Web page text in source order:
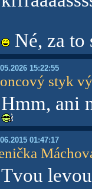
Né, za to
15:22:55
styk
Hmm, ani
01:47:17
Tvou